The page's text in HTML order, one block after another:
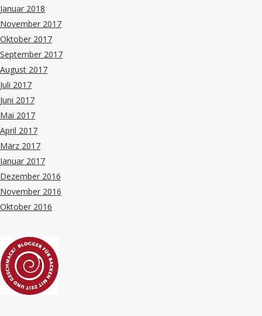
Januar 2018
November 2017
Oktober 2017
September 2017
August 2017
Juli 2017
Juni 2017
Mai 2017
April 2017
März 2017
Januar 2017
Dezember 2016
November 2016
Oktober 2016